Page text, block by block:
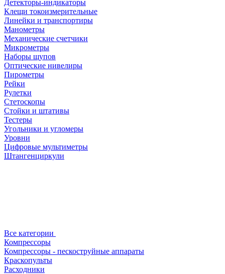
Детекторы-индикаторы
Клещи токоизмерительные
Линейки и транспортиры
Манометры
Механические счетчики
Микрометры
Наборы щупов
Оптические нивелиры
Пирометры
Рейки
Рулетки
Стетоскопы
Стойки и штативы
Тестеры
Угольники и угломеры
Уровни
Цифровые мультиметры
Штангенциркули
Все категории
Компрессоры
Компрессоры - пескоструйные аппараты
Краскопульты
Расходники